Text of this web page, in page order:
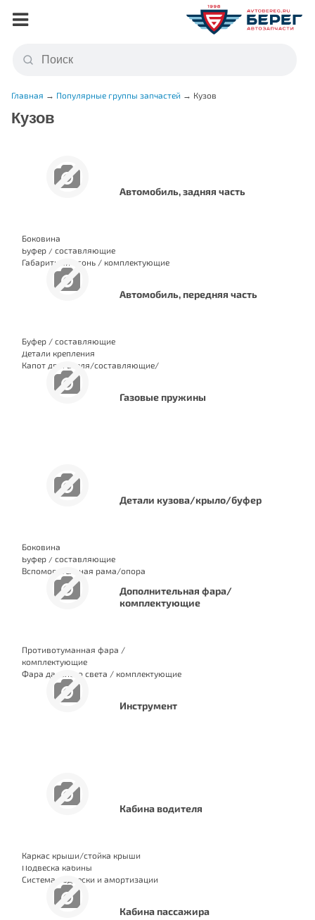
Главная → Популярные группы запчастей → Кузов
Кузов
Автомобиль, задняя часть
Боковина
Буфер / составляющие
Габаритный огонь / комплектующие
Автомобиль, передняя часть
Буфер / составляющие
Детали крепления
Капот двигателя/составляющие/
изоляция
Газовые пружины
Детали кузова/крыло/буфер
Боковина
Буфер / составляющие
Вспомогательная рама/опора
Дополнительная фара/
комплектующие
Противотуманная фара /
комплектующие
Фара дальнего света / комплектующие
Фара рабочего освещения /
комплектующие
Инструмент
Кабина водителя
Каркас крыши/стойка крыши
Подвеска кабины
Система подвески и амортизации
Кабина пассажира